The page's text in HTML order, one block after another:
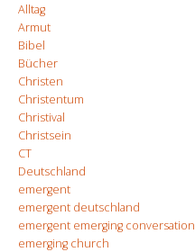
Alltag
Armut
Bibel
Bücher
Christen
Christentum
Christival
Christsein
CT
Deutschland
emergent
emergent deutschland
emergent emerging conversation
emerging church